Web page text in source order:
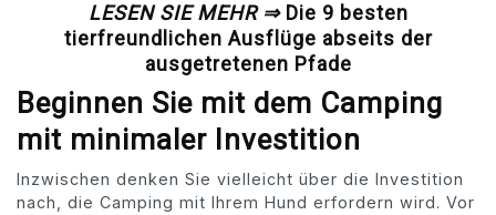
LESEN SIE MEHR ⇒Die 9 besten
tierfreundlichen Ausflüge abseits der
ausgetretenen Pfade
Beginnen Sie mit dem Camping
mit minimaler Investition
Inzwischen denken Sie vielleicht über die Investition
nach, die Camping mit Ihrem Hund erfordern wird. Vor